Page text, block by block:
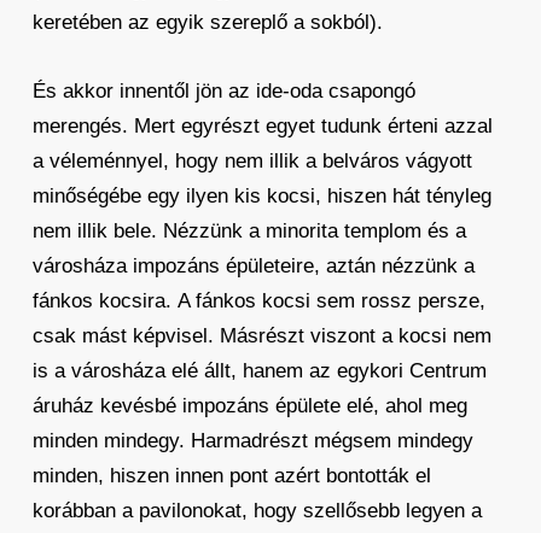
keretében az egyik szereplő a sokból).
És akkor innentől jön az ide-oda csapongó
merengés. Mert egyrészt egyet tudunk érteni azzal
a véleménnyel, hogy nem illik a belváros vágyott
minőségébe egy ilyen kis kocsi, hiszen hát tényleg
nem illik bele. Nézzünk a minorita templom és a
városháza impozáns épületeire, aztán nézzünk a
fánkos kocsira. A fánkos kocsi sem rossz persze,
csak mást képvisel. Másrészt viszont a kocsi nem
is a városháza elé állt, hanem az egykori Centrum
áruház kevésbé impozáns épülete elé, ahol meg
minden mindegy. Harmadrészt mégsem mindegy
minden, hiszen innen pont azért bontották el
korábban a pavilonokat, hogy szellősebb legyen a